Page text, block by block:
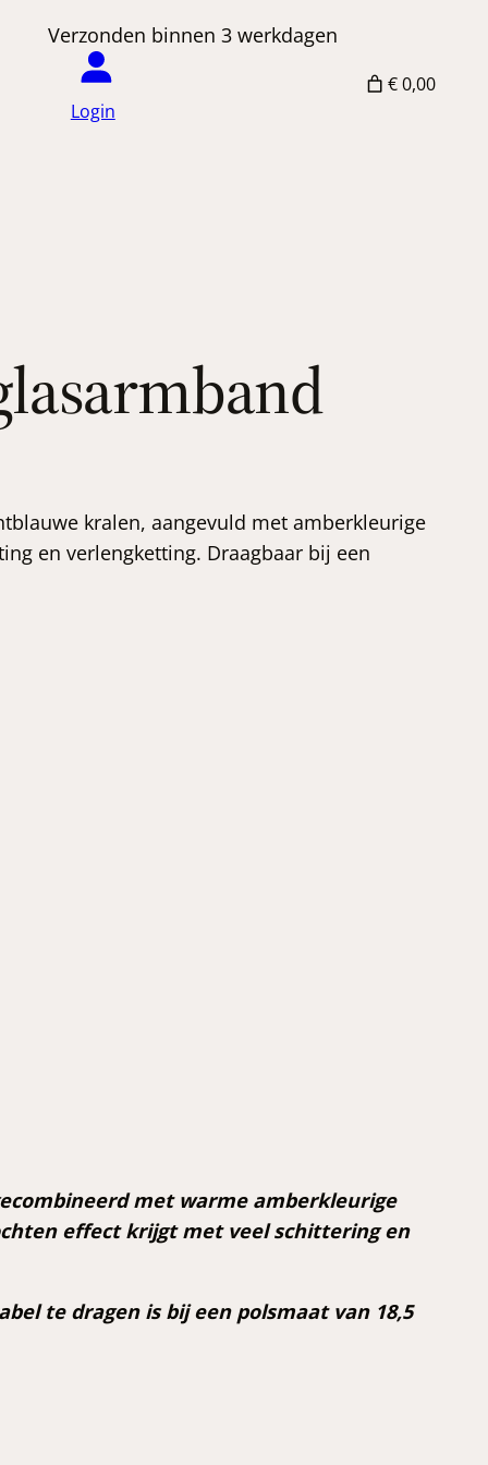
binnen 3 werkdagen
Login
€ 0,00
kralen, aangevuld met amberkleurige
en verlengketting. Draagbaar bij een
met warme amberkleurige
effect krijgt met veel schittering en
te dragen is bij een polsmaat van 18,5